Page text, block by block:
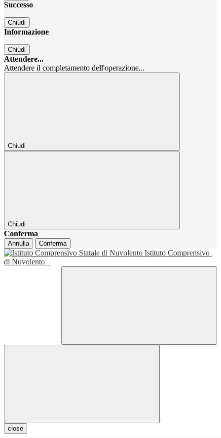
Successo
Chiudi
Informazione
Chiudi
Attendere...
Attendere il completamento dell'operazione...
Chiudi
Chiudi
Conferma
Annulla Conferma
Istituto Comprensivo
di Nuvolento
close